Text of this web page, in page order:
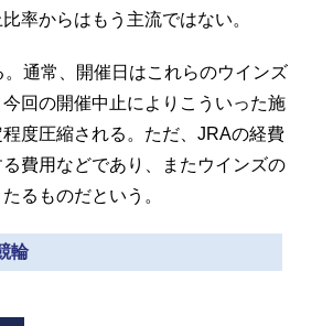
率からはもう主流ではない。
通常、開催日はこれらのウインズ
回の開催中止によりこういった施
度圧縮される。ただ、JRAの経費
費用などであり、またウインズの
るものだという。
輪